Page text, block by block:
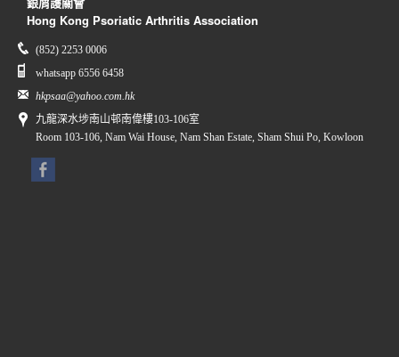
Hong Kong Psoriatic Arthritis Association
(852) 2253 0006
whatsapp 6556 6458
hkpsaa@yahoo.com.hk
九龍深水埗南山邨南偉樓103-106室
Room 103-106, Nam Wai House, Nam Shan Estate, Sham Shui Po, Kowloon